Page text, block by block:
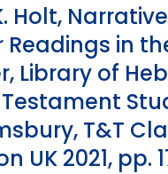
Holt,
Readings in
Library of
T&T
UK 2021, pp.